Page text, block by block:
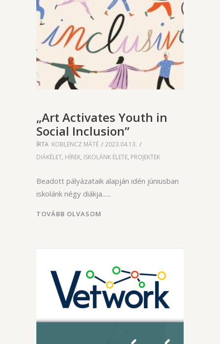
„Art Activates Youth in
Social Inclusion”
ÍRTA KOBLENCZ MÁTÉ
2023.04.13.
DIÁKÉLET, HÍREK, ISKOLÁNK ÉLETE, PROJEKTEK
Beadott pályázataik alapján idén júniusban
iskolánk négy diákja...
TOVÁBB OLVASOM